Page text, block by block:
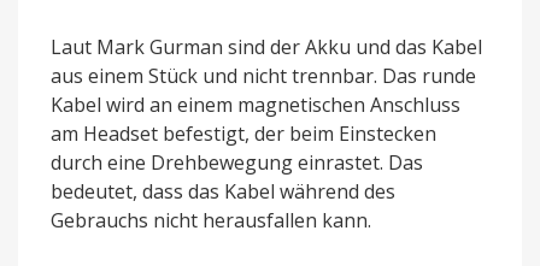
Laut Mark Gurman sind der Akku und das Kabel
aus einem Stück und nicht trennbar. Das runde
Kabel wird an einem magnetischen Anschluss
am Headset befestigt, der beim Einstecken
durch eine Drehbewegung einrastet. Das
bedeutet, dass das Kabel während des
Gebrauchs nicht herausfallen kann.